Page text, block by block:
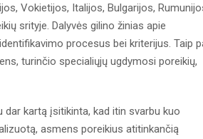
Vokietijos, Italijos, Bulgarijos,
srityje. Dalyvės gilino žinias apie
procesus bei kriterijus. Taip
turinčio specialiųjų ugdymosi poreikių,
kartą įsitikinta, kad itin svarbu kuo
asmens poreikius atitinkančią